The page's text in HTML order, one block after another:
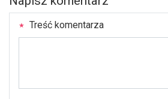
Treść komentarza